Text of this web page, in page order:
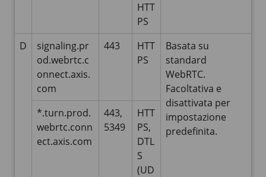
HTT
PS
D
signaling.pr
od.webrtc.c
onnect.axis.
com
443
HTT
PS
Basata su
standard
WebRTC.
Facoltativa e
disattivata per
impostazione
predefinita.
*.turn.prod.
webrtc.conn
ect.axis.com
443,
5349
HTT
PS,
DTL
S
(UD